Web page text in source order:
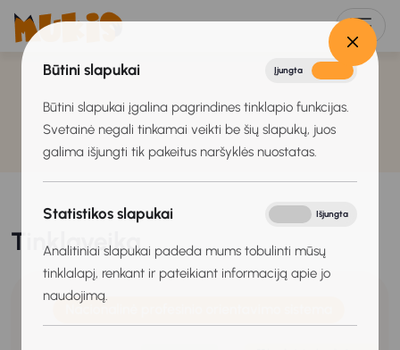
Būtini slapukai Įjungta
Būtini slapukai įgalina pagrindines tinklapio funkcijas.
Svetainė negali tinkamai veikti be šių slapukų, juos
galima išjungti tik pakeitus naršyklės nuostatas.
Statistikos slapukai Išjungta
Analitiniai slapukai padeda mums tobulinti mūsų
tinklalapį, renkant ir pateikiant informaciją apie jo
naudojimą.
Tinklaveika